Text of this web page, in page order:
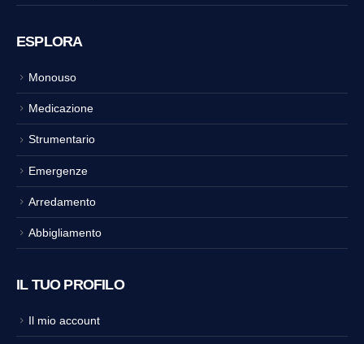
ESPLORA
Monouso
Medicazione
Strumentario
Emergenze
Arredamento
Abbigliamento
IL TUO PROFILO
Il mio account